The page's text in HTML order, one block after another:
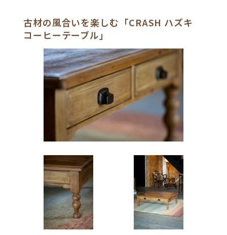
古材の風合いを楽しむ「CRASH ハズキ
コーヒーテーブル」